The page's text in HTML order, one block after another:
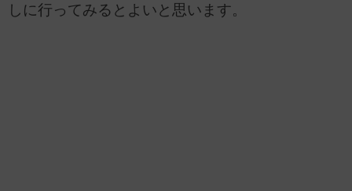
しに行ってみるとよいと思います。